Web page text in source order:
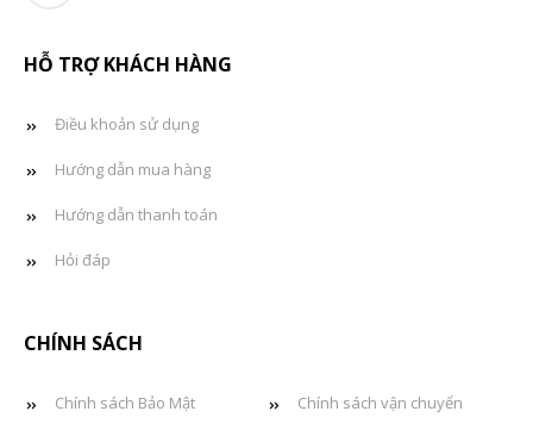
HỖ TRỢ KHÁCH HÀNG
Điều khoản sử dụng
Hướng dẫn mua hàng
Hướng dẫn thanh toán
Hỏi đáp
CHÍNH SÁCH
Chính sách Bảo Mật Chính sách vận chuyển